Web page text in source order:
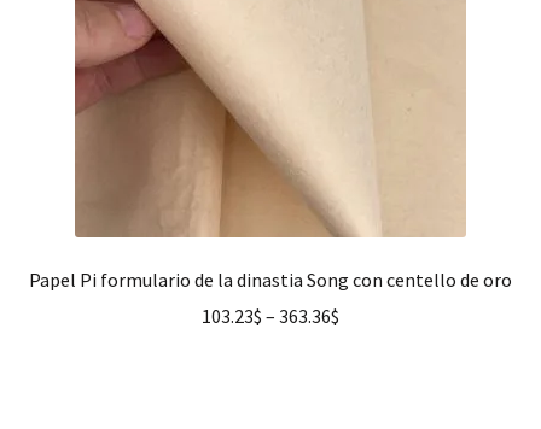
Papel Pi formulario de la dinastia Song con centello de oro
103.23$ – 363.36$